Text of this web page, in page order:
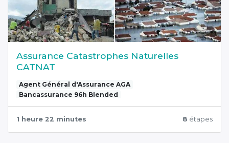
Assurance Catastrophes Naturelles
CATNAT
Agent Général d'Assurance AGA
Bancassurance 96h Blended
1 heure 22 minutes 8 étapes